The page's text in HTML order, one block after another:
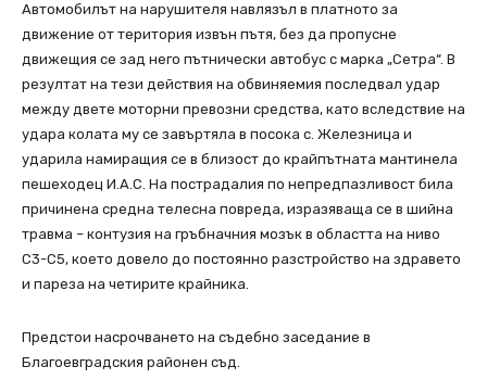
Автомобилът на нарушителя навлязъл в платното за
движение от територия извън пътя, без да пропусне
движещия се зад него пътнически автобус с марка „Сетра“. В
резултат на тези действия на обвиняемия последвал удар
между двете моторни превозни средства, като вследствие на
удара колата му се завъртяла в посока с. Железница и
ударила намиращия се в близост до крайпътната мантинела
пешеходец И.А.С. На пострадалия по непредпазливост била
причинена средна телесна повреда, изразяваща се в шийна
травма – контузия на гръбначния мозък в областта на ниво
С3-С5, което довело до постоянно разстройство на здравето
и пареза на четирите крайника.
Предстои насрочването на съдебно заседание в
Благоевградския районен съд.